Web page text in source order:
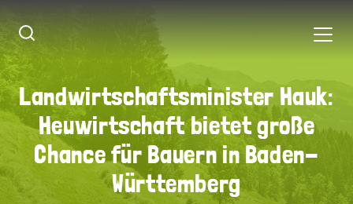
Landwirtschaftsminister Hauk:
Heuwirtschaft bietet große
Chance für Bauern in Baden-
Württemberg
Landwirtschaftsminister Hauk:
Heuwirtschaft bietet große
Chance für Bauern in Baden-
Württemberg